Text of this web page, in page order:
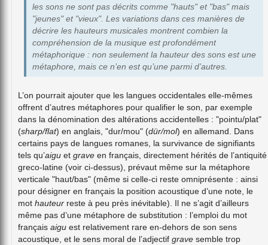
les sons ne sont pas décrits comme "hauts" et "bas" mais
"jeunes" et "vieux". Les variations dans ces manières de
décrire les hauteurs musicales montrent combien la
compréhension de la musique est profondément
métaphorique : non seulement la hauteur des sons est une
métaphore, mais ce n’en est qu’une parmi d’autres.
L’on pourrait ajouter que les langues occidentales elle-mêmes
offrent d’autres métaphores pour qualifier le son, par exemple
dans la dénomination des altérations accidentelles : "pointu/plat"
(sharp/flat) en anglais, "dur/mou" (dür/mol) en allemand. Dans
certains pays de langues romanes, la survivance de signifiants
tels qu’aigu et grave en français, directement hérités de l’antiquité
greco-latine (voir ci-dessus), prévaut même sur la métaphore
verticale "haut/bas" (même si celle-ci reste omniprésente : ainsi
pour désigner en français la position acoustique d’une note, le
mot hauteur reste à peu près inévitable). Il ne s’agit d’ailleurs
même pas d’une métaphore de substitution : l’emploi du mot
français aigu est relativement rare en-dehors de son sens
acoustique, et le sens moral de l’adjectif grave semble trop